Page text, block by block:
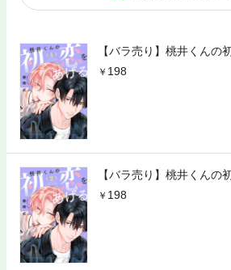
【バラ売り】桃井くんの
198
【バラ売り】桃井くんの
198